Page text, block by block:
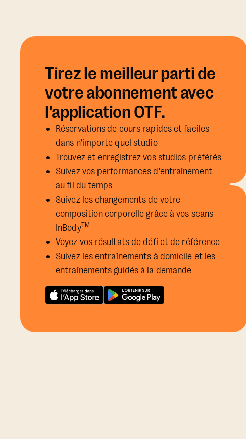
Tirez le meilleur parti de
votre abonnement avec
l'application OTF.
Réservations de cours rapides et faciles
dans n'importe quel studio
Trouvez et enregistrez vos studios préférés
Suivez vos performances d'entraînement
au fil du temps
Suivez les changements de votre
composition corporelle grâce à vos scans
InBodyTM
Voyez vos résultats de défi et de référence
Suivez les entraînements à domicile et les
entraînements guidés à la demande